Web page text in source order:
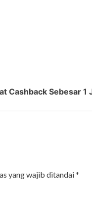
Cashback Sebesar 1
yang wajib ditandai*